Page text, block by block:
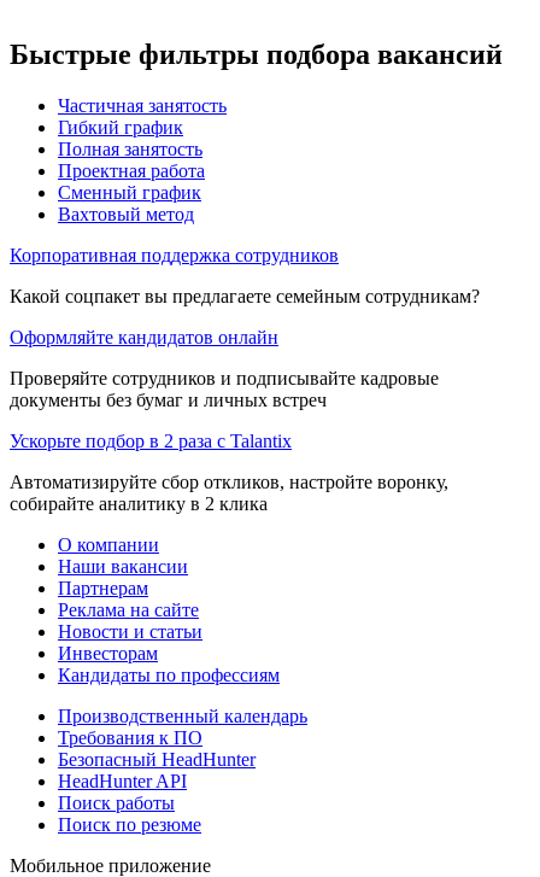
Быстрые фильтры подбора вакансий
Частичная занятость
Гибкий график
Полная занятость
Проектная работа
Сменный график
Вахтовый метод
Корпоративная поддержка сотрудников
Какой соцпакет вы предлагаете семейным сотрудникам?
Оформляйте кандидатов онлайн
Проверяйте сотрудников и подписывайте кадровые
документы без бумаг и личных встреч
Ускорьте подбор в 2 раза с Talantix
Автоматизируйте сбор откликов, настройте воронку,
собирайте аналитику в 2 клика
О компании
Наши вакансии
Партнерам
Реклама на сайте
Новости и статьи
Инвесторам
Кандидаты по профессиям
Производственный календарь
Требования к ПО
Безопасный HeadHunter
HeadHunter API
Поиск работы
Поиск по резюме
Мобильное приложение